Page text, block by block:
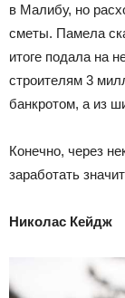
в Малибу, но
сметы. Памела
итоге подала на
строителям 3
банкротом, а из
Конечно, через
заработать
Николас Кейдж